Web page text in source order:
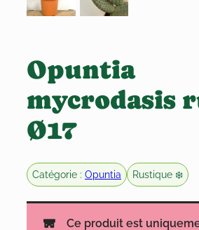
Opuntia
mycrodasis
Ø17
Catégorie : Opuntia Rustique ❄️
Ce produit est